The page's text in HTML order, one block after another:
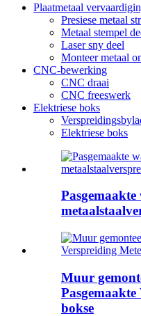
Plaatmetaal
Presiese metaal
Metaal stempel
Laser sny deel
Monteer metaal
CNC-bewerking
CNC draai
CNC freeswerk
Elektriese boks
Elektriese boks
Muur
bokse